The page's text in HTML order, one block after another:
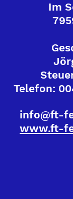
Im
Telefon:
info@ft-
www.ft-